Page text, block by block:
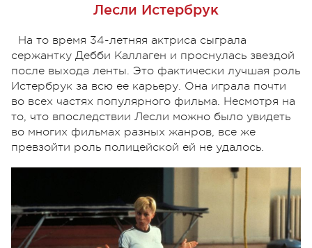
Лесли Истербрук
На то время 34-летняя актриса сыграла
сержантку Дебби Каллаген и проснулась звездой
после выхода ленты. Это фактически лучшая роль
Истербрук за всю ее карьеру. Она играла почти
во всех частях популярного фильма. Несмотря на
то, что впоследствии Лесли можно было увидеть
во многих фильмах разных жанров, все же
превзойти роль полицейской ей не удалось.